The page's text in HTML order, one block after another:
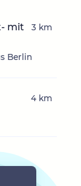
mit
Berlin
3 km
4 km